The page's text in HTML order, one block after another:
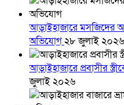
আড়াইহাজারে মস‌জি‌দের
অভিযোগ২৮ জুলাই ২০২৬
আড়াইহাজারে প্রবাসীর
জুলাই ২০২৬